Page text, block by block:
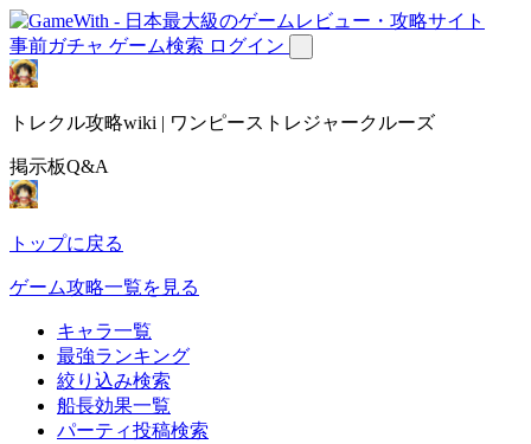
事前ガチャ ゲーム検索 ログイン
トレクル攻略wiki | ワンピーストレジャークルーズ
掲示板Q&A
トップに戻る
ゲーム攻略一覧を見る
キャラ一覧
最強ランキング
絞り込み検索
船長効果一覧
パーティ投稿検索